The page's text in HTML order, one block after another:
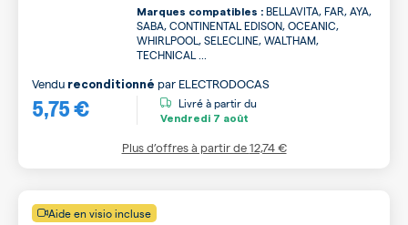
Marques compatibles : BELLAVITA, FAR, AYA,
SABA, CONTINENTAL EDISON, OCEANIC,
WHIRLPOOL, SELECLINE, WALTHAM,
TECHNICAL ...
5,75 €
Vendu reconditionné par ELECTRODOCAS
Livré à partir du
Vendredi 7 août
Plus d’offres à partir de12,74 €
Aide en visio incluse